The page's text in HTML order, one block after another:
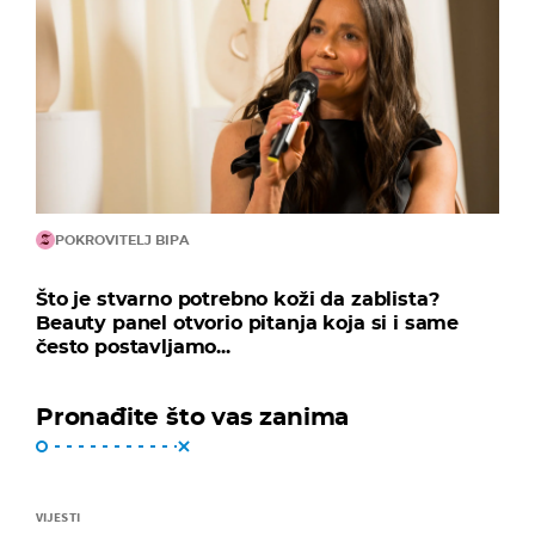
POKROVITELJ BIPA
Što je stvarno potrebno koži da zablista?
Beauty panel otvorio pitanja koja si i same
često postavljamo...
Pronađite što vas zanima
VIJESTI